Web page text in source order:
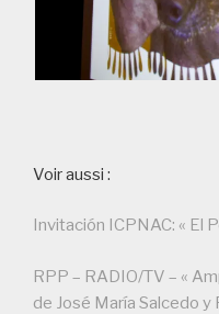
Voir aussi :
Invitación ICPNAC: « El
RPP – RADIO/TV – «
de José María Salcedo y